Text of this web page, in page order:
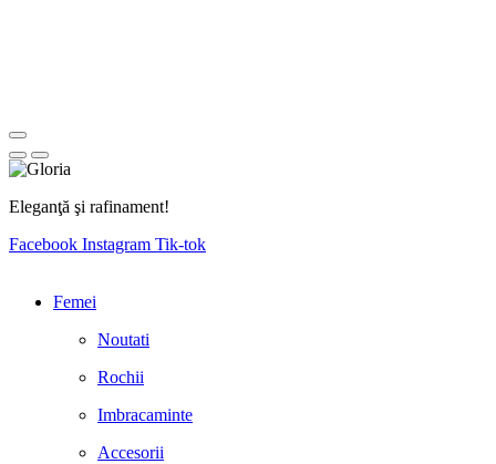
Eleganţă şi rafinament!
Facebook Instagram Tik-tok
Femei
Noutati
Rochii
Imbracaminte
Accesorii